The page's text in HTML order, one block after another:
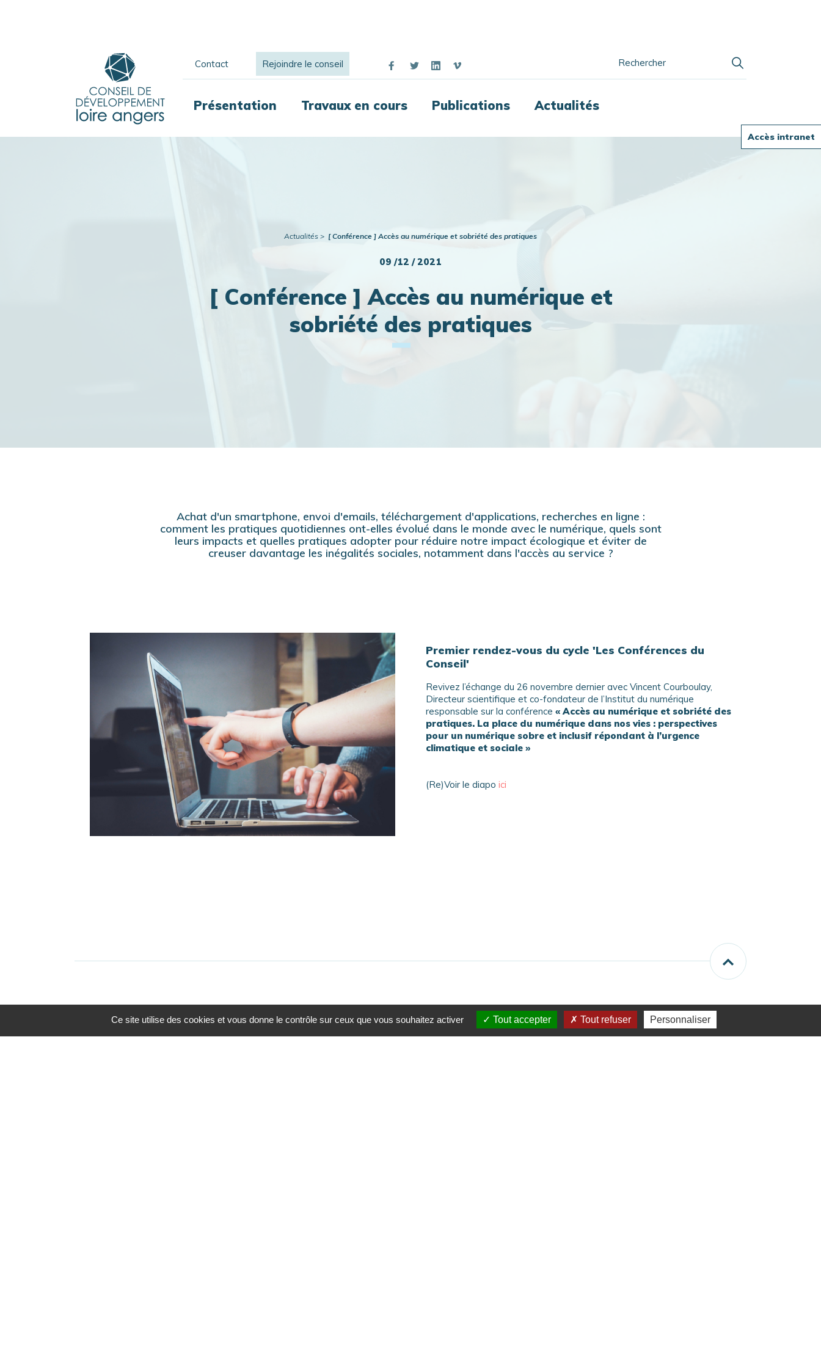
Contact
Accès intranet
Rejoindre le conseil
Présentation Travaux en cours Publications Actualités
Actualités [ Conférence ] Accès au numérique et sobriété des pratiques
09 /12 / 2021
[ Conférence ] Accès au numérique et
sobriété des pratiques
Achat d'un smartphone, envoi d'emails, téléchargement d'applications, recherches en ligne :
comment les pratiques quotidiennes ont-elles évolué dans le monde avec le numérique, quels sont
leurs impacts et quelles pratiques adopter pour réduire notre impact écologique et éviter de
creuser davantage les inégalités sociales, notamment dans l'accès au service ?
Premier rendez-vous du cycle 'Les Conférences du
Conseil'
Revivez l’échange du 26 novembre dernier avec Vincent Courboulay,
Directeur scientifique et co-fondateur de l’Institut du numérique
responsable sur la conférence « Accès au numérique et sobriété des
pratiques. La place du numérique dans nos vies : perspectives
pour un numérique sobre et inclusif répondant à l’urgence
climatique et sociale »
(Re)Voir le diapo ici
Ce site utilise des cookies et vous donne le contrôle sur ceux que vous souhaitez activer Tout accepter Tout refuser Personnaliser